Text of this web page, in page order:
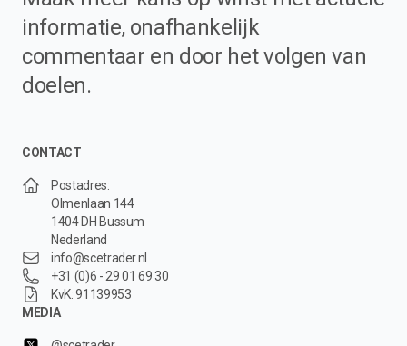
informatie, onafhankelijk
commentaar en door het volgen van
doelen.
CONTACT
Postadres:
Olmenlaan 144
1404 DH Bussum
Nederland
info@scetrader.nl
+31 (0)6 - 29 01 69 30
KvK: 91139953
MEDIA